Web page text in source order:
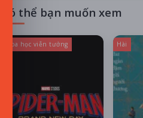
Có thể bạn muốn xem
Khoa học viễn tưởng Hài